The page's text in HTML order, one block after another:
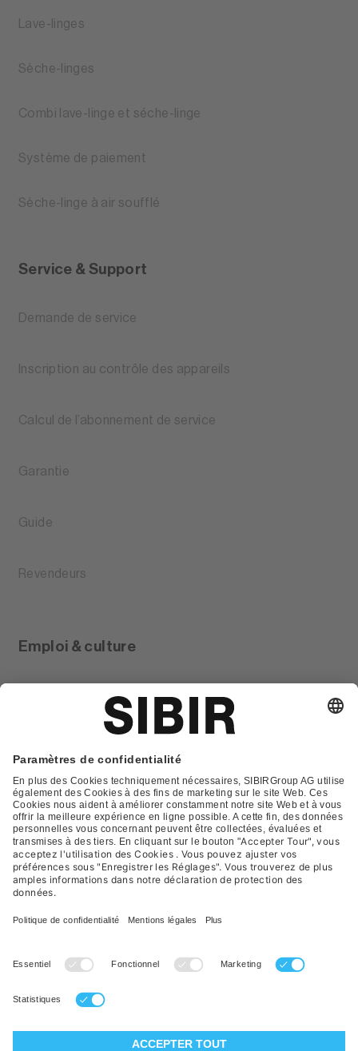
Lave-linges
Sèche-linges
Combi lave-linge et séche-linge
Système de paiement
Sèche-linge à air soufflé
Service & Support
Demande de service
Inscription au contrôle des appareils
Calcul de l’abonnement de service
Garantie
Guide
Revendeurs
Emploi & culture
Contact
FAQ
Déclaration de protection